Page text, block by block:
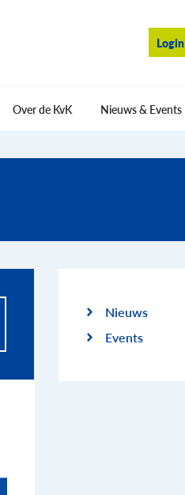
Login
Over de KvK Nieuws & Events
Nieuws
Events